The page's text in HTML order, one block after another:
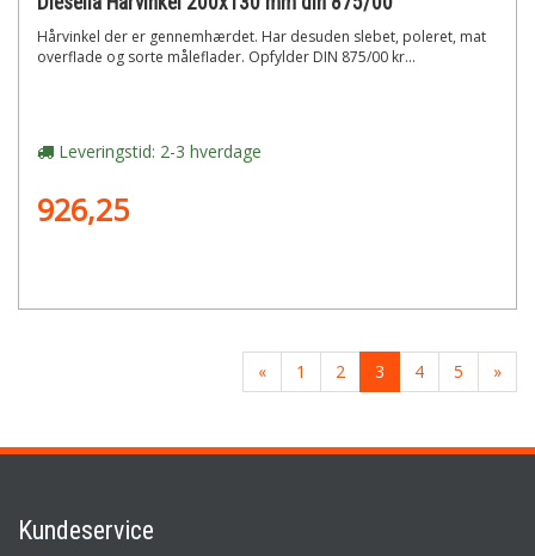
Hårvinkel der er gennemhærdet. Har desuden slebet, poleret, mat
overflade og sorte måleflader. Opfylder DIN 875/00 kr...
Leveringstid: 2-3 hverdage
926,25
« 1 2 3 4 5 »
Kundeservice